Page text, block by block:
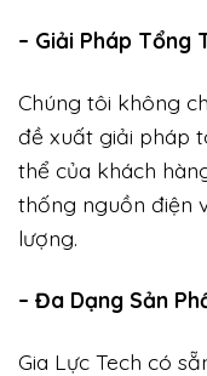
– Giải Pháp Tổng
Chúng tôi không
đề xuất giải pháp
thể của khách
thống nguồn điện
lượng.
– Đa Dạng Sản
Gia Lực Tech có